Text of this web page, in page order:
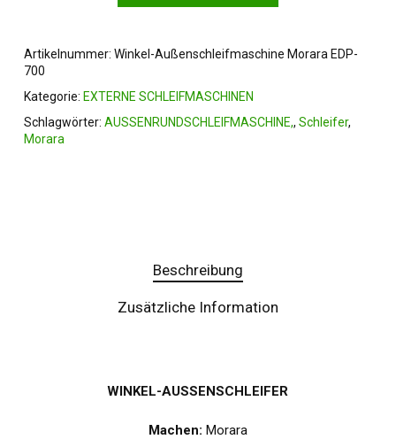
Artikelnummer: Winkel-Außenschleifmaschine Morara EDP-
700
Kategorie: EXTERNE SCHLEIFMASCHINEN
Schlagwörter: AUSSENRUNDSCHLEIFMASCHINE,, Schleifer,
Morara
Beschreibung
Zusätzliche Information
WINKEL-AUSSENSCHLEIFER
Machen: Morara